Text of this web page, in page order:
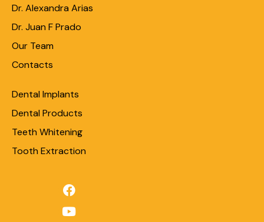
Dr. Alexandra Arias
Dr. Juan F Prado
Our Team
Contacts
Dental Implants
Dental Products
Teeth Whitening
Tooth Extraction